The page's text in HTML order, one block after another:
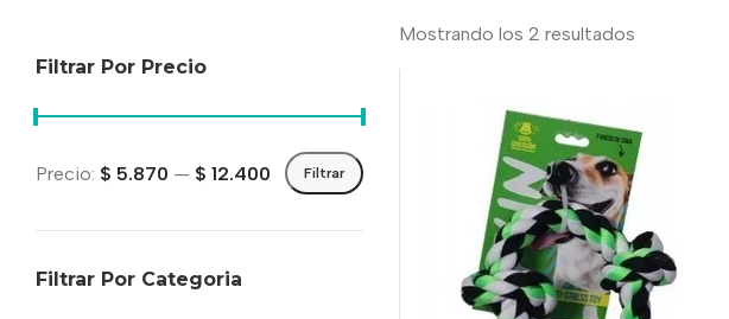
Filtrar Por Precio
Filtrar
Precio: $ 5.870 — $ 12.400
Filtrar Por Categoria
Mostrando los 2 resultados